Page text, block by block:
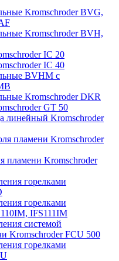
Kromschroder BVG,
Kromschroder BVH,
IC 20
IC 40
BVHM с
Kromschroder DKR
GT 50
линейный Kromschroder
пламени Kromschroder
пламени Kromschroder
горелками
горелками
IFS111IM
системой
Kromschroder FCU 500
горелками